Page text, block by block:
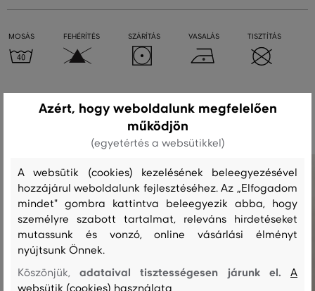
MOSÁS FEHÉRÍTÉS SZÁRÍTÁS VASALÁS TISZTÍTÁS
Ajánlott termékek
Azért, hogy weboldalunk megfelelően
működjön
(egyetértés a websütikkel)
A websütik (cookies) kezelésének beleegyezésével
hozzájárul weboldalunk fejlesztéséhez. Az „Elfogadom
mindet" gombra kattintva beleegyezik abba, hogy
személyre szabott tartalmat, releváns hirdetéseket
mutassunk és vonzó, online vásárlási élményt
nyújtsunk Önnek.
Köszönjük,adataival tisztességesen járunk el.A
websütik (cookies) használata